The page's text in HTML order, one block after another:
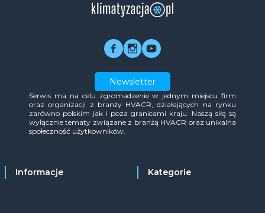
Newsletter
Serwis ma na celu zgromadzenie w jednym miejscu firm
oraz organizacji z branży HVACR, działających na rynku
zarówno polskim jak i poza granicami kraju. Naszą siłą są
wyłącznie tematy związane z branżą HVACR oraz unikalna
społeczność użytkowników.
Informacje Kategorie